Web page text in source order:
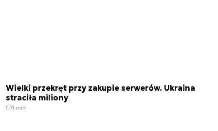
Wielki przekręt przy zakupie serwerów. Ukraina
straciła miliony
1 min.